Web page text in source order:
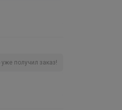
уже получил заказ!